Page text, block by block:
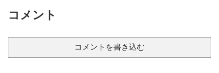
コメント
コメントを書き込む